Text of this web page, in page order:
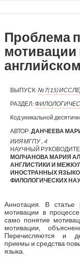
Проблема
мотивации
ВЫПУСК:№7(15)
РАЗДЕЛ:
Код уникальной
АВТОР:ДАНЧЕЕВА
ИИЯ МГПУ , 4
НАУЧНЫЙ
МОЛЧАНОВА МАРИЯ
АНГЛИСТИКИ И
ИНОСТРАННЫХ
ФИЛОЛОГИЧЕСКИХ
Аннотация. В статье
мотивации в
само понятие
мотивации,
Перечисляются и
приемы и средства
языка.